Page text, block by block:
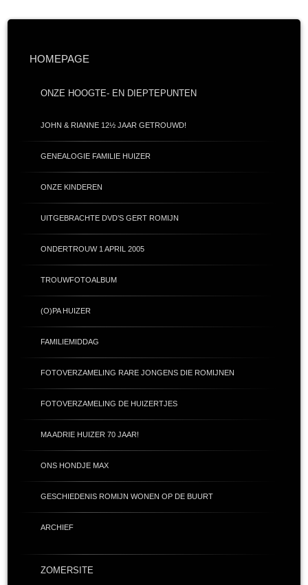
HOMEPAGE
ONZE HOOGTE- EN DIEPTEPUNTEN
JOHN & RIANNE 12½ JAAR GETROUWD!
GENEALOGIE FAMILIE HUIZER
ONZE KINDEREN
UITGEBRACHTE DVD’S GERT ROMIJN
ONDERTROUW 1 APRIL 2005
TROUWFOTOALBUM
(O)PA HUIZER
FAMILIEMIDDAG
FOTOVERZAMELING RARE JONGENS DIE ROMIJNEN
FOTOVERZAMELING DE HUIZERTJES
MA ADRIE HUIZER 70 JAAR!
ONS HONDJE MAX
GESCHIEDENIS ROMIJN WONEN OP DE BUURT
ARCHIEF
ZOMERSITE